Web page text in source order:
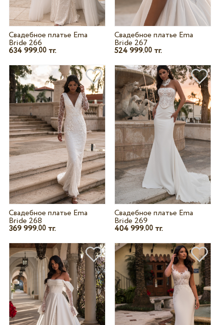
Свадебное платье Ema
Bride 266
634 999.00тг.
Свадебное платье Ema
Bride 267
524 999.00 тг.
Свадебное платье Ema
Bride 268
369 999.00тг.
Свадебное платье Ema
Bride 269
404 999.00 тг.